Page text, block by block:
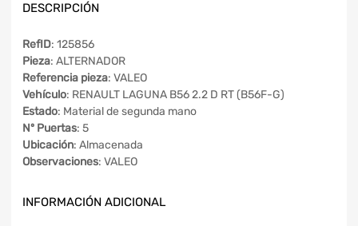
DESCRIPCIÓN
RefID: 125856
Pieza: ALTERNADOR
Referencia pieza: VALEO
Vehículo: RENAULT LAGUNA B56 2.2 D RT (B56F-G)
Estado: Material de segunda mano
Nº Puertas: 5
Ubicación: Almacenada
Observaciones: VALEO
INFORMACIÓN ADICIONAL